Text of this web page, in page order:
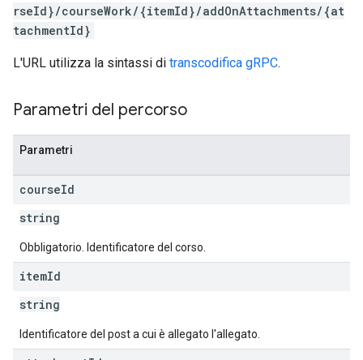
rseId}/courseWork/{itemId}/addOnAttachments/{at
tachmentId}
L'URL utilizza la sintassi di transcodifica gRPC.
Parametri del percorso
Parametri
courseId
string
Obbligatorio. Identificatore del corso.
itemId
string
Identificatore del post a cui è allegato l'allegato.